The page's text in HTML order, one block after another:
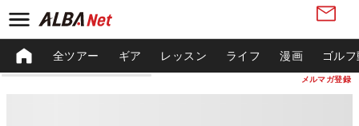
メルマガ登録
全ツアー ギア レッスン ライフ 漫画 ゴル